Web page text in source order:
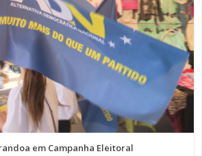
em Campanha Eleitoral